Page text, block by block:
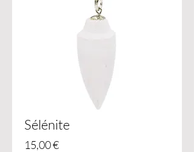
Sélénite
15,00 €Prix